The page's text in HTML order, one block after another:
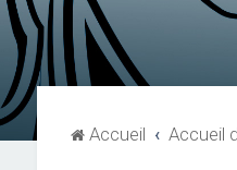
Accueil Accueil